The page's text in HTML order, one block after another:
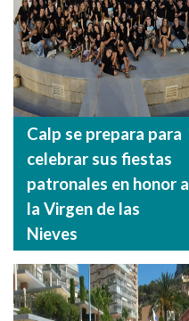
Calp se prepara para
celebrar sus fiestas
patronales en honor a
la Virgen de las
Nieves